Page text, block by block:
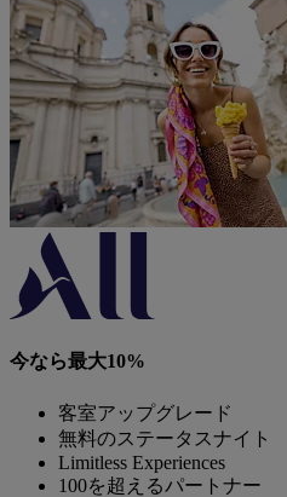
今なら最大10%
客室アップグレード
無料のステータスナイト
Limitless Experiences
100を超えるパートナー